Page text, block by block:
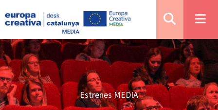
Estrenes MEDIA